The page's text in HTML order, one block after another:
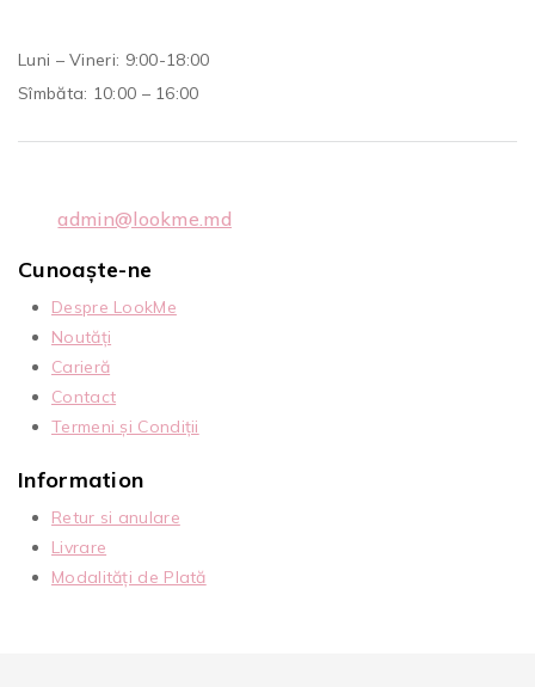
Luni – Vineri: 9:00-18:00
Sîmbăta: 10:00 – 16:00
admin@lookme.md
Cunoaște-ne
Despre LookMe
Noutăți
Carieră
Contact
Termeni și Condiții
Information
Retur si anulare
Livrare
Modalități de Plată